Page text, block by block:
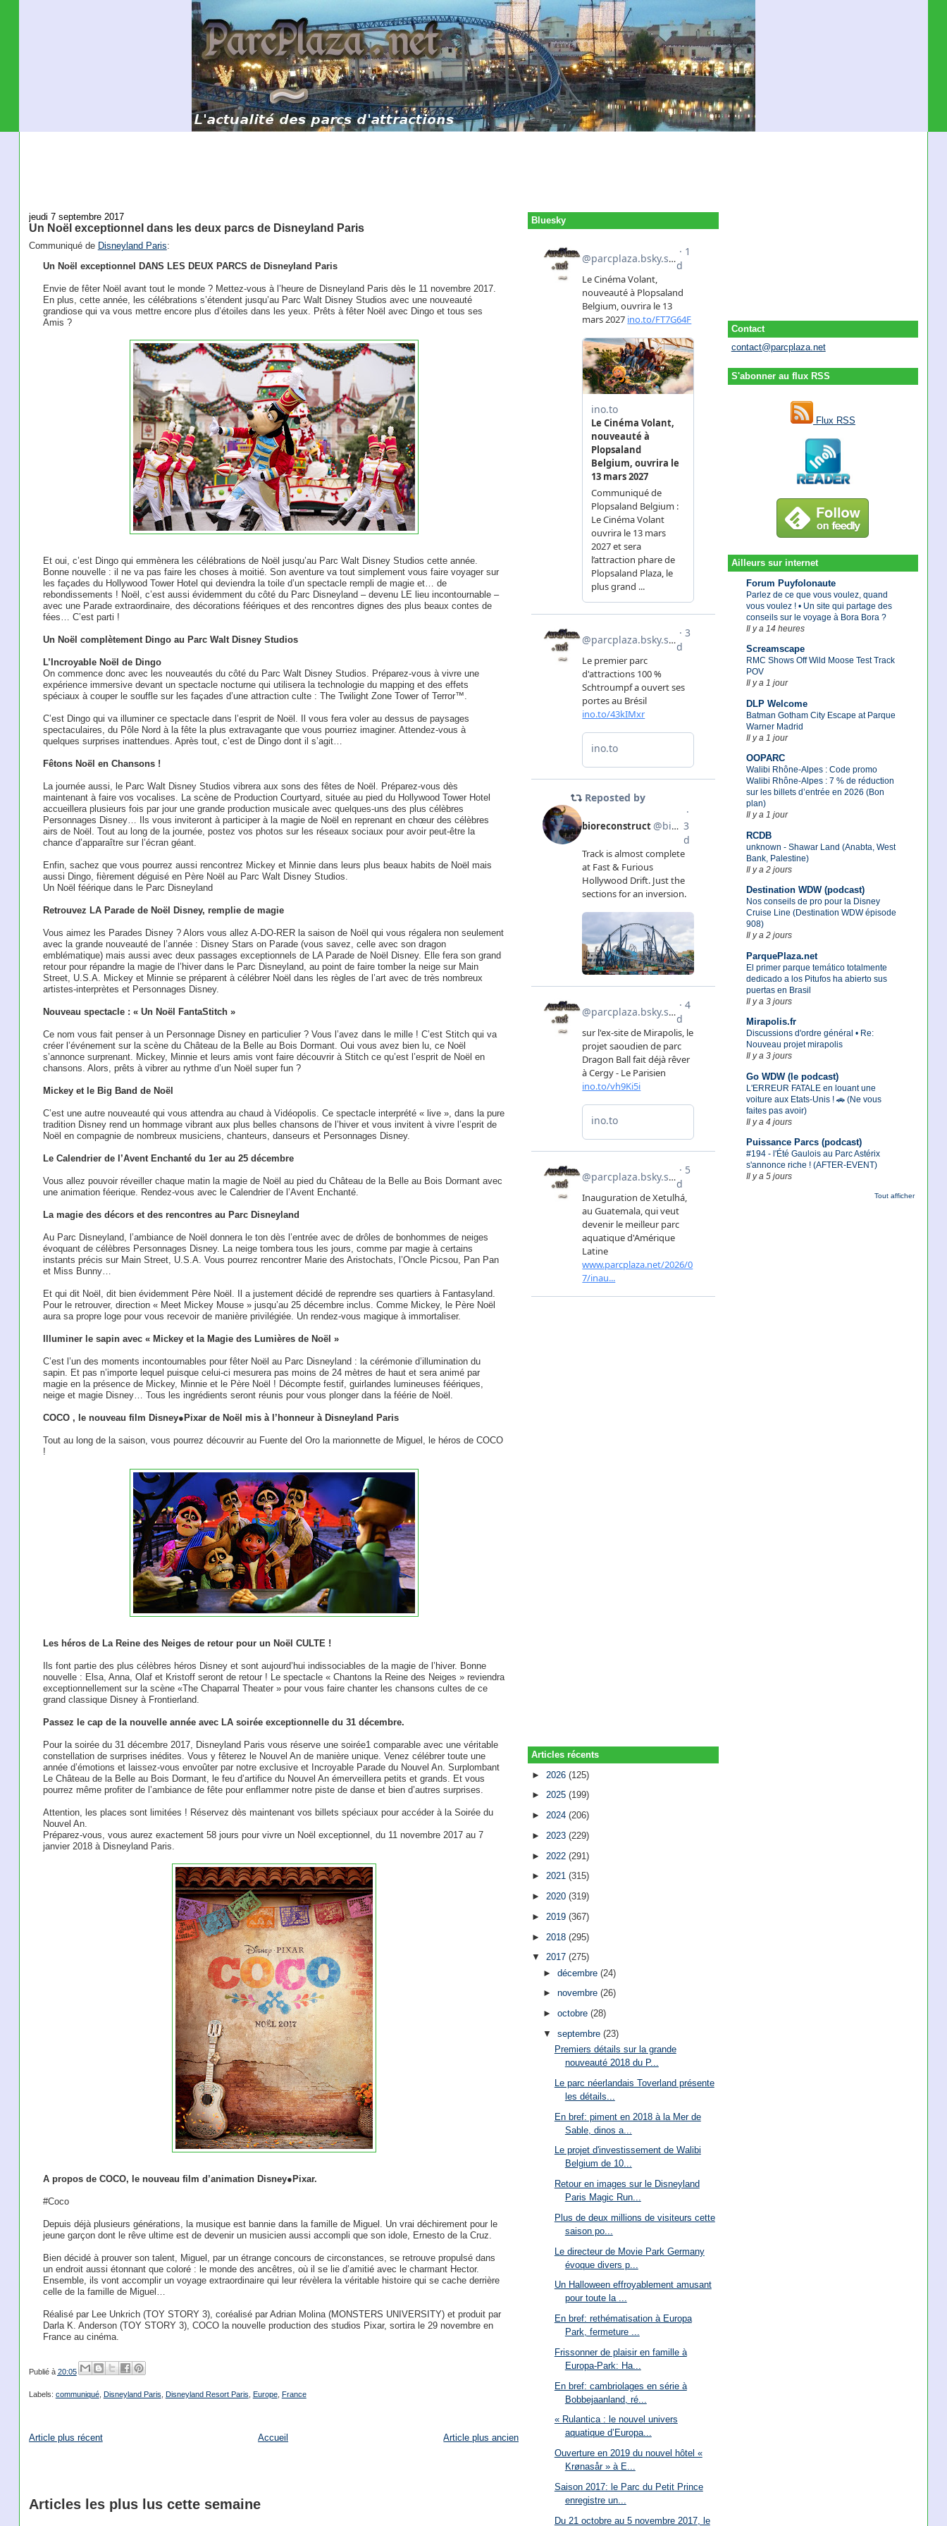
Contact
contact@parcplaza.net
S'abonner au flux RSS
Flux RSS
Ailleurs sur internet
Forum Puyfolonaute
Parlez de ce que vous voulez, quand
vous voulez ! • Un site qui partage des
conseils sur le voyage à Bora Bora ?
Il y a 14 heures
Screamscape
RMC Shows Off Wild Moose Test Track
POV
Il y a 1 jour
DLP Welcome
Batman Gotham City Escape at Parque
Warner Madrid
Il y a 1 jour
OOPARC
Walibi Rhône-Alpes : Code promo
Walibi Rhône-Alpes : 7 % de réduction
sur les billets d’entrée en 2026 (Bon
plan)
Il y a 1 jour
RCDB
unknown - Shawar Land (Anabta, West
Bank, Palestine)
Il y a 2 jours
Destination WDW (podcast)
Nos conseils de pro pour la Disney
Cruise Line (Destination WDW épisode
908)
Il y a 2 jours
ParquePlaza.net
El primer parque temático totalmente
dedicado a los Pitufos ha abierto sus
puertas en Brasil
Il y a 3 jours
Mirapolis.fr
Discussions d'ordre général • Re:
Nouveau projet mirapolis
Il y a 3 jours
Go WDW (le podcast)
L'ERREUR FATALE en louant une
voiture aux Etats-Unis ! 🚗 (Ne vous
faites pas avoir)
Il y a 4 jours
Puissance Parcs (podcast)
#194 - l'Été Gaulois au Parc Astérix
s'annonce riche ! (AFTER-EVENT)
Il y a 5 jours
Tout afficher
jeudi 7 septembre 2017
Un Noël exceptionnel dans les deux parcs de Disneyland Paris
Communiqué de Disneyland Paris:
Un Noël exceptionnel DANS LES DEUX PARCS de Disneyland Paris
Envie de fêter Noël avant tout le monde ? Mettez-vous à l’heure de Disneyland Paris dès le 11 novembre 2017.
En plus, cette année, les célébrations s’étendent jusqu’au Parc Walt Disney Studios avec une nouveauté
grandiose qui va vous mettre encore plus d’étoiles dans les yeux. Prêts à fêter Noël avec Dingo et tous ses
Amis ?
Et oui, c’est Dingo qui emmènera les célébrations de Noël jusqu’au Parc Walt Disney Studios cette année.
Bonne nouvelle : il ne va pas faire les choses à moitié. Son aventure va tout simplement vous faire voyager sur
les façades du Hollywood Tower Hotel qui deviendra la toile d’un spectacle rempli de magie et… de
rebondissements ! Noël, c’est aussi évidemment du côté du Parc Disneyland – devenu LE lieu incontournable –
avec une Parade extraordinaire, des décorations féériques et des rencontres dignes des plus beaux contes de
fées… C’est parti !
Un Noël complètement Dingo au Parc Walt Disney Studios
L’Incroyable Noël de Dingo
On commence donc avec les nouveautés du côté du Parc Walt Disney Studios. Préparez-vous à vivre une
expérience immersive devant un spectacle nocturne qui utilisera la technologie du mapping et des effets
spéciaux à couper le souffle sur les façades d’une attraction culte : The Twilight Zone Tower of Terror™.
C’est Dingo qui va illuminer ce spectacle dans l’esprit de Noël. Il vous fera voler au dessus de paysages
spectaculaires, du Pôle Nord à la fête la plus extravagante que vous pourriez imaginer. Attendez-vous à
quelques surprises inattendues. Après tout, c’est de Dingo dont il s’agit…
Fêtons Noël en Chansons !
La journée aussi, le Parc Walt Disney Studios vibrera aux sons des fêtes de Noël. Préparez-vous dès
maintenant à faire vos vocalises. La scène de Production Courtyard, située au pied du Hollywood Tower Hotel
accueillera plusieurs fois par jour une grande production musicale avec quelques-uns des plus célèbres
Personnages Disney… Ils vous inviteront à participer à la magie de Noël en reprenant en chœur des célèbres
airs de Noël. Tout au long de la journée, postez vos photos sur les réseaux sociaux pour avoir peut-être la
chance d’apparaître sur l’écran géant.
Enfin, sachez que vous pourrez aussi rencontrez Mickey et Minnie dans leurs plus beaux habits de Noël mais
aussi Dingo, fièrement déguisé en Père Noël au Parc Walt Disney Studios.
Un Noël féérique dans le Parc Disneyland
Retrouvez LA Parade de Noël Disney, remplie de magie
Vous aimez les Parades Disney ? Alors vous allez A-DO-RER la saison de Noël qui vous régalera non seulement
avec la grande nouveauté de l’année : Disney Stars on Parade (vous savez, celle avec son dragon
emblématique) mais aussi avec deux passages exceptionnels de LA Parade de Noël Disney. Elle fera son grand
retour pour répandre la magie de l’hiver dans le Parc Disneyland, au point de faire tomber la neige sur Main
Street, U.S.A. Mickey et Minnie se préparent à célébrer Noël dans les règles de l’art avec de très nombreux
artistes-interprètes et Personnages Disney.
Nouveau spectacle : « Un Noël FantaStitch »
Ce nom vous fait penser à un Personnage Disney en particulier ? Vous l’avez dans le mille ! C’est Stitch qui va
créer l’événement sur la scène du Château de la Belle au Bois Dormant. Oui vous avez bien lu, ce Noël
s’annonce surprenant. Mickey, Minnie et leurs amis vont faire découvrir à Stitch ce qu’est l’esprit de Noël en
chansons. Alors, prêts à vibrer au rythme d’un Noël super fun ?
Mickey et le Big Band de Noël
C’est une autre nouveauté qui vous attendra au chaud à Vidéopolis. Ce spectacle interprété « live », dans la pure
tradition Disney rend un hommage vibrant aux plus belles chansons de l’hiver et vous invitent à vivre l’esprit de
Noël en compagnie de nombreux musiciens, chanteurs, danseurs et Personnages Disney.
Le Calendrier de l’Avent Enchanté du 1er au 25 décembre
Vous allez pouvoir réveiller chaque matin la magie de Noël au pied du Château de la Belle au Bois Dormant avec
une animation féerique. Rendez-vous avec le Calendrier de l’Avent Enchanté.
La magie des décors et des rencontres au Parc Disneyland
Au Parc Disneyland, l’ambiance de Noël donnera le ton dès l’entrée avec de drôles de bonhommes de neiges
évoquant de célèbres Personnages Disney. La neige tombera tous les jours, comme par magie à certains
instants précis sur Main Street, U.S.A. Vous pourrez rencontrer Marie des Aristochats, l’Oncle Picsou, Pan Pan
et Miss Bunny…
Et qui dit Noël, dit bien évidemment Père Noël. Il a justement décidé de reprendre ses quartiers à Fantasyland.
Pour le retrouver, direction « Meet Mickey Mouse » jusqu’au 25 décembre inclus. Comme Mickey, le Père Noël
aura sa propre loge pour vous recevoir de manière privilégiée. Un rendez-vous magique à immortaliser.
Illuminer le sapin avec « Mickey et la Magie des Lumières de Noël »
C’est l’un des moments incontournables pour fêter Noël au Parc Disneyland : la cérémonie d’illumination du
sapin. Et pas n’importe lequel puisque celui-ci mesurera pas moins de 24 mètres de haut et sera animé par
magie en la présence de Mickey, Minnie et le Père Noël ! Décompte festif, guirlandes lumineuses féériques,
neige et magie Disney… Tous les ingrédients seront réunis pour vous plonger dans la féérie de Noël.
COCO , le nouveau film Disney●Pixar de Noël mis à l’honneur à Disneyland Paris
Tout au long de la saison, vous pourrez découvrir au Fuente del Oro la marionnette de Miguel, le héros de COCO
!
Les héros de La Reine des Neiges de retour pour un Noël CULTE !
Ils font partie des plus célèbres héros Disney et sont aujourd’hui indissociables de la magie de l’hiver. Bonne
nouvelle : Elsa, Anna, Olaf et Kristoff seront de retour ! Le spectacle « Chantons la Reine des Neiges » reviendra
exceptionnellement sur la scène «The Chaparral Theater » pour vous faire chanter les chansons cultes de ce
grand classique Disney à Frontierland.
Passez le cap de la nouvelle année avec LA soirée exceptionnelle du 31 décembre.
Pour la soirée du 31 décembre 2017, Disneyland Paris vous réserve une soirée1 comparable avec une véritable
constellation de surprises inédites. Vous y fêterez le Nouvel An de manière unique. Venez célébrer toute une
année d’émotions et laissez-vous envoûter par notre exclusive et Incroyable Parade du Nouvel An. Surplombant
Le Château de la Belle au Bois Dormant, le feu d’artifice du Nouvel An émerveillera petits et grands. Et vous
pourrez même profiter de l’ambiance de fête pour enflammer notre piste de danse et bien d’autres surprises.
Attention, les places sont limitées ! Réservez dès maintenant vos billets spéciaux pour accéder à la Soirée du
Nouvel An.
Préparez-vous, vous aurez exactement 58 jours pour vivre un Noël exceptionnel, du 11 novembre 2017 au 7
janvier 2018 à Disneyland Paris.
A propos de COCO, le nouveau film d’animation Disney●Pixar.
#Coco
Depuis déjà plusieurs générations, la musique est bannie dans la famille de Miguel. Un vrai déchirement pour le
jeune garçon dont le rêve ultime est de devenir un musicien aussi accompli que son idole, Ernesto de la Cruz.
Bien décidé à prouver son talent, Miguel, par un étrange concours de circonstances, se retrouve propulsé dans
un endroit aussi étonnant que coloré : le monde des ancêtres, où il se lie d’amitié avec le charmant Hector.
Ensemble, ils vont accomplir un voyage extraordinaire qui leur révèlera la véritable histoire qui se cache derrière
celle de la famille de Miguel…
Réalisé par Lee Unkrich (TOY STORY 3), coréalisé par Adrian Molina (MONSTERS UNIVERSITY) et produit par
Darla K. Anderson (TOY STORY 3), COCO la nouvelle production des studios Pixar, sortira le 29 novembre en
France au cinéma.
Publié à 20:05
Labels: communiqué, Disneyland Paris Disneyland Resort Paris Europe, France
Article plus récent Article plus ancien
Accueil
Articles les plus lus cette semaine
Bluesky
Articles récents
► 2026(125)
►2025(199)
►2024(206)
► 2023(229)
► 2022(291)
►2021(315)
►2020(319)
► 2019(367)
► 2018(295)
▼2017(275)
► décembre (24)
► novembre (26)
► octobre (28)
▼ septembre (23)
Premiers détails sur la grande
nouveauté 2018 du P...
Le parc néerlandais Toverland présente
les détails...
En bref: piment en 2018 à la Mer de
Sable, dinos a...
Le projet d'investissement de Walibi
Belgium de 10...
Retour en images sur le Disneyland
Paris Magic Run...
Plus de deux millions de visiteurs cette
saison po...
Le directeur de Movie Park Germany
évoque divers p...
Un Halloween effroyablement amusant
pour toute la ...
En bref: rethématisation à Europa
Park, fermeture ...
Frissonner de plaisir en famille à
Europa-Park: Ha...
En bref: cambriolages en série à
Bobbejaanland, ré...
« Rulantica : le nouvel univers
aquatique d’Europa...
Ouverture en 2019 du nouvel hôtel «
Krønasår » à E...
Saison 2017: le Parc du Petit Prince
enregistre un...
Du 21 octobre au 5 novembre 2017, le